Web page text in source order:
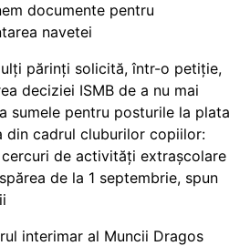
documente pentru
navetei
părinți solicită, într-o petiție,
deciziei ISMB de a nu mai
sumele pentru posturile la plata
din cadrul cluburilor copiilor:
de activități extrașcolare
de la 1 septembrie, spun
interimar al Muncii Dragos